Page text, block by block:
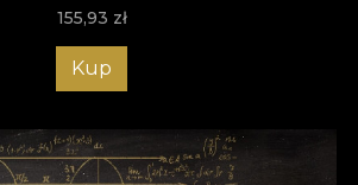
155,93 zł
Kup